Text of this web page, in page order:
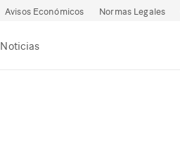
Avisos Económicos Normas Legales
Noticias